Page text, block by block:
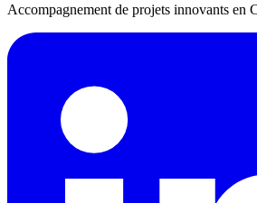
Accompagnement de projets innovants en